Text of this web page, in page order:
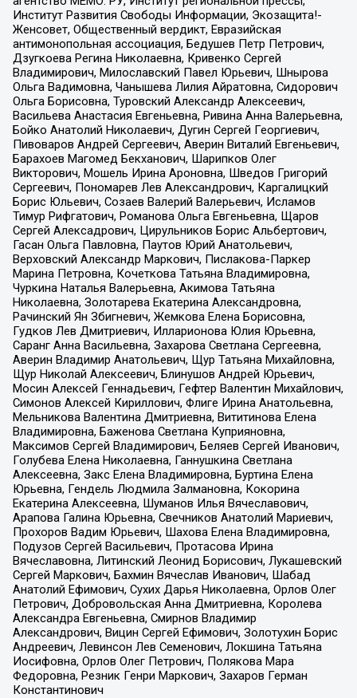
Институт Развития Свободы Информации, Экозащита!-
Женсовет, Общественный вердикт, Евразийская
антимонопольная ассоциация, Бедушев Петр Петрович,
Дзугкоева Регина Николаевна, Кривенко Сергей
Владимирович, Милославский Павел Юрьевич, Шнырова
Ольга Вадимовна, Чанышева Лилия Айратовна, Сидорович
Ольга Борисовна, Туровский Александр Алексеевич,
Васильева Анастасия Евгеньевна, Ривина Анна Валерьевна,
Бойко Анатолий Николаевич, Дугин Сергей Георгиевич,
Пивоваров Андрей Сергеевич, Аверин Виталий Евгеньевич,
Барахоев Магомед Бекханович, Шарипков Олег
Викторович, Мошель Ирина Ароновна, Шведов Григорий
Сергеевич, Пономарев Лев Александрович, Каргалицкий
Борис Юльевич, Созаев Валерий Валерьевич, Исламов
Тимур Рифгатович, Романова Ольга Евгеньевна, Щаров
Сергей Алексадрович, Цирульников Борис Альбертович,
Гасан Ольга Павловна, Паутов Юрий Анатольевич,
Верховский Александр Маркович, Пислакова-Паркер
Марина Петровна, Кочеткова Татьяна Владимировна,
Чуркина Наталья Валерьевна, Акимова Татьяна
Николаевна, Золотарева Екатерина Александровна,
Рачинский Ян Збигневич, Жемкова Елена Борисовна,
Гудков Лев Дмитриевич, Илларионова Юлия Юрьевна,
Саранг Анна Васильевна, Захарова Светлана Сергеевна,
Аверин Владимир Анатольевич, Щур Татьяна Михайловна,
Щур Николай Алексеевич, Блинушов Андрей Юрьевич,
Мосин Алексей Геннадьевич, Гефтер Валентин Михайлович,
Симонов Алексей Кириллович, Флиге Ирина Анатольевна,
Мельникова Валентина Дмитриевна, Вититинова Елена
Владимировна, Баженова Светлана Куприяновна,
Максимов Сергей Владимирович, Беляев Сергей Иванович,
Голубева Елена Николаевна, Ганнушкина Светлана
Алексеевна, Закс Елена Владимировна, Буртина Елена
Юрьевна, Гендель Людмила Залмановна, Кокорина
Екатерина Алексеевна, Шуманов Илья Вячеславович,
Арапова Галина Юрьевна, Свечников Анатолий Мариевич,
Прохоров Вадим Юрьевич, Шахова Елена Владимировна,
Подузов Сергей Васильевич, Протасова Ирина
Вячеславовна, Литинский Леонид Борисович, Лукашевский
Сергей Маркович, Бахмин Вячеслав Иванович, Шабад
Анатолий Ефимович, Сухих Дарья Николаевна, Орлов Олег
Петрович, Добровольская Анна Дмитриевна, Королева
Александра Евгеньевна, Смирнов Владимир
Александрович, Вицин Сергей Ефимович, Золотухин Борис
Андреевич, Левинсон Лев Семенович, Локшина Татьяна
Иосифовна, Орлов Олег Петрович, Полякова Мара
Федоровна, Резник Генри Маркович, Захаров Герман
Константинович